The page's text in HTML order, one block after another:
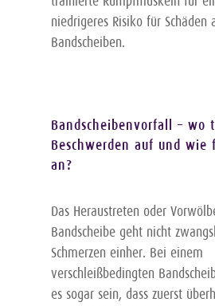
niedrigeres Risiko für Schäden
Bandscheiben.
Bandscheibenvorfall – wo
Beschwerden auf und wie
an?
Das Heraustreten oder
Bandscheibe geht nicht
Schmerzen einher. Bei einem
verschleißbedingten
es sogar sein, dass zuerst